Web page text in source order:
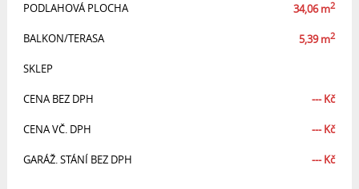
PODLAHOVÁ PLOCHA 34,06m2
BALKON/TERASA 5,39m2
SKLEP
CENA BEZ DPH ---Kč
CENA VČ. DPH ---Kč
GARÁŽ. STÁNÍ BEZ DPH ---Kč